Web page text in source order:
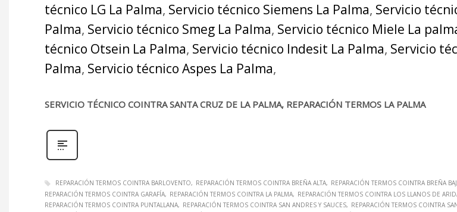
técnico LG La Palma, Servicio técnico Siemens La Palma, Servicio
Palma, Servicio técnico Smeg La Palma, Servicio técnico Miele La
técnico Otsein La Palma, Servicio técnico Indesit La Palma, Servicio
Palma, Servicio técnico Aspes La Palma,
SERVICIO TÉCNICO COINTRA SANTA CRUZ DE LA PALMA, REPARACIÓN TERMOS LA PALMA
REPARACIÓN TERMOS COINTRA BARLOVENTO REPARACIÓN TERMOS COINTRA BREÑA ALTA REPARACIÓN TERMOS COINTRA BREÑA
REPARACIÓN TERMOS COINTRA GARAFÍA
REPARACIÓN TERMOS COINTRA LA PALMA REPARACIÓN TERMOS COINTRA LOS LLANOS DE
REPARACIÓN TERMOS COINTRA PUNTALLANA
REPARACIÓN TERMOS COINTRA SAN ANDRES Y SAUCES REPARACIÓN TERMOS COINTRA